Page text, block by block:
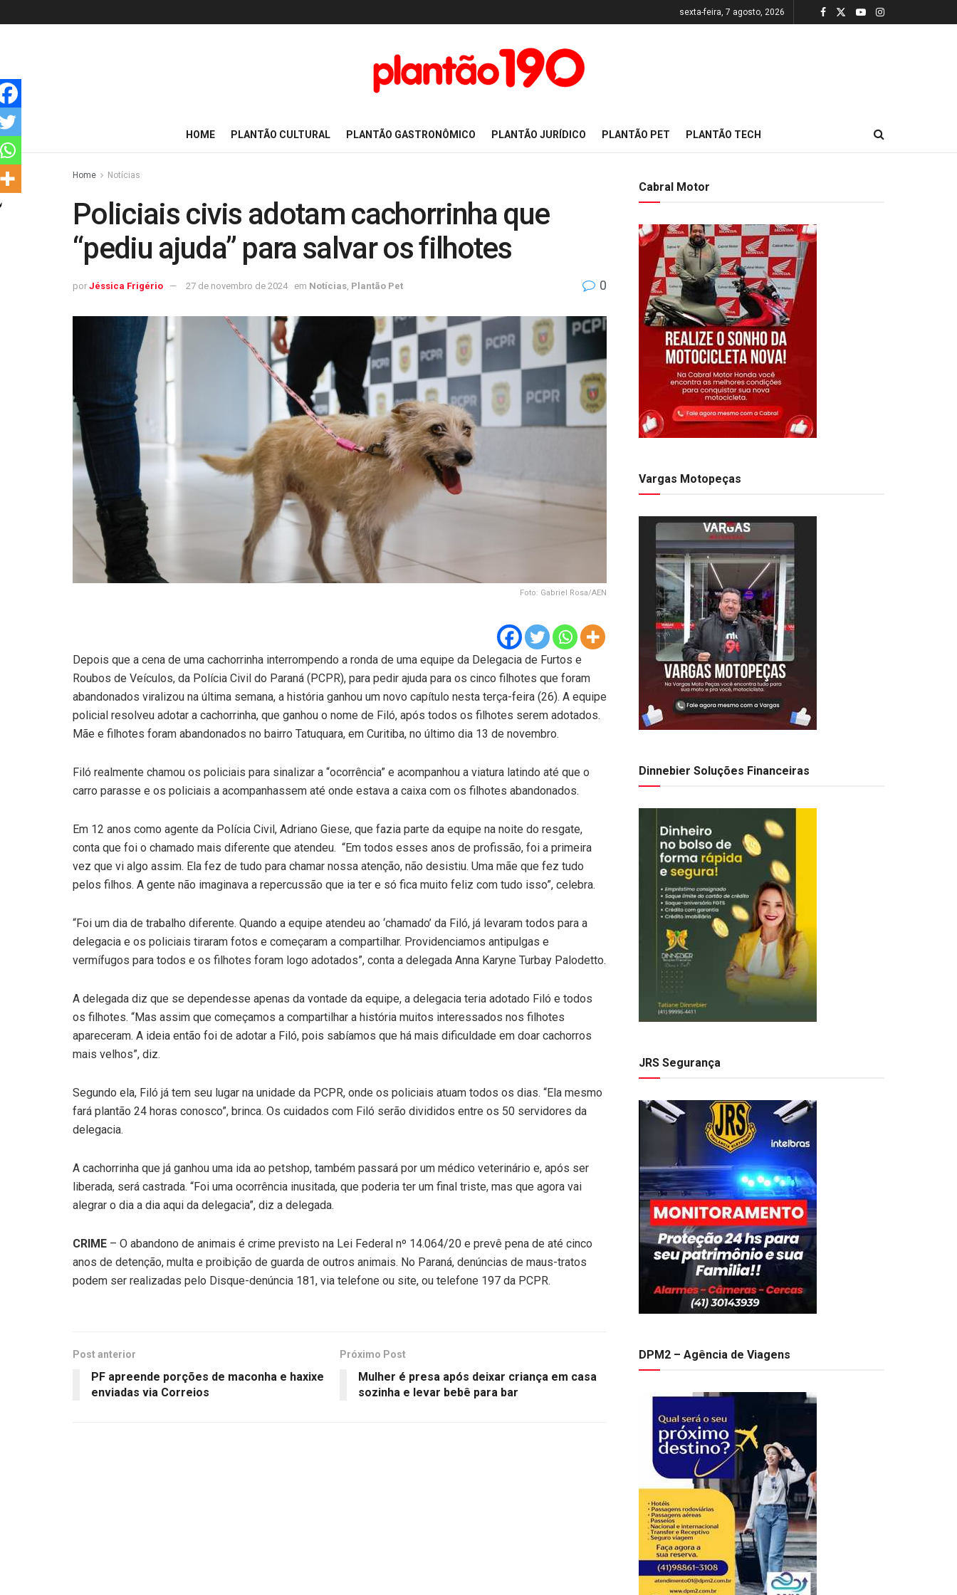
sexta-feira, 7 agosto, 2026
HOME PLANTÃO CULTURAL PLANTÃO GASTRONÔMICO PLANTÃO JURÍDICO PLANTÃO PET PLANTÃO TECH
Home Notícias
Policiais civis adotam cachorrinha que
“pediu ajuda” para salvar os filhotes
por Jéssica Frigério 27 de novembro de 2024 em Notícias Plantão Pet 0
Foto: Gabriel Rosa/AEN
Depois que a cena de uma cachorrinha interrompendo a ronda de uma equipe da Delegacia de Furtos e
Roubos de Veículos, da Polícia Civil do Paraná (PCPR), para pedir ajuda para os cinco filhotes que foram
abandonados viralizou na última semana, a história ganhou um novo capítulo nesta terça-feira (26). A equipe
policial resolveu adotar a cachorrinha, que ganhou o nome de Filó, após todos os filhotes serem adotados.
Mãe e filhotes foram abandonados no bairro Tatuquara, em Curitiba, no último dia 13 de novembro.
Filó realmente chamou os policiais para sinalizar a “ocorrência” e acompanhou a viatura latindo até que o
carro parasse e os policiais a acompanhassem até onde estava a caixa com os filhotes abandonados.
Em 12 anos como agente da Polícia Civil, Adriano Giese, que fazia parte da equipe na noite do resgate,
conta que foi o chamado mais diferente que atendeu. “Em todos esses anos de profissão, foi a primeira
vez que vi algo assim. Ela fez de tudo para chamar nossa atenção, não desistiu. Uma mãe que fez tudo
pelos filhos. A gente não imaginava a repercussão que ia ter e só fica muito feliz com tudo isso”, celebra.
“Foi um dia de trabalho diferente. Quando a equipe atendeu ao ‘chamado’ da Filó, já levaram todos para a
delegacia e os policiais tiraram fotos e começaram a compartilhar. Providenciamos antipulgas e
vermífugos para todos e os filhotes foram logo adotados”, conta a delegada Anna Karyne Turbay Palodetto.
A delegada diz que se dependesse apenas da vontade da equipe, a delegacia teria adotado Filó e todos
os filhotes. “Mas assim que começamos a compartilhar a história muitos interessados nos filhotes
apareceram. A ideia então foi de adotar a Filó, pois sabíamos que há mais dificuldade em doar cachorros
mais velhos”, diz.
Segundo ela, Filó já tem seu lugar na unidade da PCPR, onde os policiais atuam todos os dias. “Ela mesmo
fará plantão 24 horas conosco”, brinca. Os cuidados com Filó serão divididos entre os 50 servidores da
delegacia.
A cachorrinha que já ganhou uma ida ao petshop, também passará por um médico veterinário e, após ser
liberada, será castrada. “Foi uma ocorrência inusitada, que poderia ter um final triste, mas que agora vai
alegrar o dia a dia aqui da delegacia”, diz a delegada.
CRIME – O abandono de animais é crime previsto na Lei Federal nº 14.064/20 e prevê pena de até cinco
anos de detenção, multa e proibição de guarda de outros animais. No Paraná, denúncias de maus-tratos
podem ser realizadas pelo Disque-denúncia 181, via telefone ou site, ou telefone 197 da PCPR.
Post anterior
PF apreende porções de maconha e haxixe
enviadas via Correios
Próximo Post
Mulher é presa após deixar criança em casa
sozinha e levar bebê para bar
Cabral Motor
Vargas Motopeças
Dinnebier Soluções Financeiras
JRS Segurança
DPM2 – Agência de Viagens